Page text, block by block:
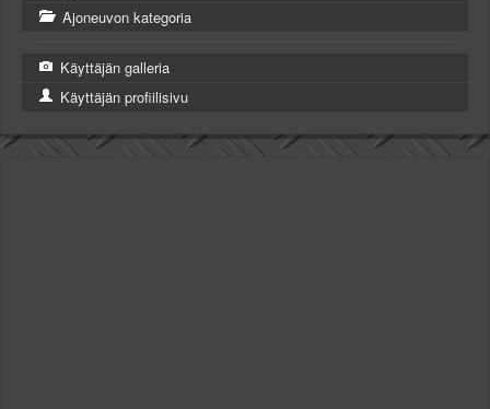
Ajoneuvon kategoria
Käyttäjän galleria
Käyttäjän profiilisivu